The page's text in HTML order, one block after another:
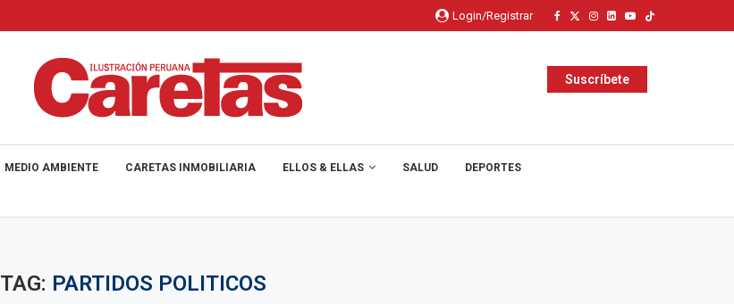
Login/Registrar
Suscríbete
MEDIO AMBIENTE CARETAS INMOBILIARIA ELLOS & ELLAS SALUD DEPORTES
TAG: PARTIDOS POLITICOS